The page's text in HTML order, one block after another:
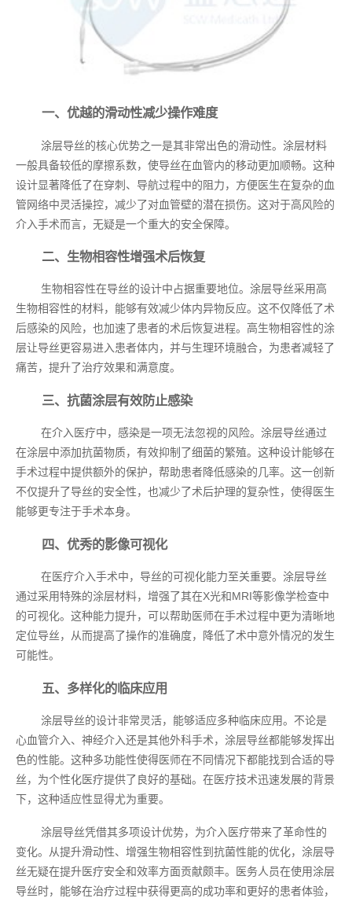
一、优越的滑动性减少操作难度
涂层导丝的核心优势之一是其非常出色的滑动性。涂层材料
一般具备较低的摩擦系数，使导丝在血管内的移动更加顺畅。这种
设计显著降低了在穿刺、导航过程中的阻力，方便医生在复杂的血
管网络中灵活操控，减少了对血管壁的潜在损伤。这对于高风险的
介入手术而言，无疑是一个重大的安全保障。
二、生物相容性增强术后恢复
生物相容性在导丝的设计中占据重要地位。涂层导丝采用高
生物相容性的材料，能够有效减少体内异物反应。这不仅降低了术
后感染的风险，也加速了患者的术后恢复进程。高生物相容性的涂
层让导丝更容易进入患者体内，并与生理环境融合，为患者减轻了
痛苦，提升了治疗效果和满意度。
三、抗菌涂层有效防止感染
在介入医疗中，感染是一项无法忽视的风险。涂层导丝通过
在涂层中添加抗菌物质，有效抑制了细菌的繁殖。这种设计能够在
手术过程中提供额外的保护，帮助患者降低感染的几率。这一创新
不仅提升了导丝的安全性，也减少了术后护理的复杂性，使得医生
能够更专注于手术本身。
四、优秀的影像可视化
在医疗介入手术中，导丝的可视化能力至关重要。涂层导丝
通过采用特殊的涂层材料，增强了其在X光和MRI等影像学检查中
的可视化。这种能力提升，可以帮助医师在手术过程中更为清晰地
定位导丝，从而提高了操作的准确度，降低了术中意外情况的发生
可能性。
五、多样化的临床应用
涂层导丝的设计非常灵活，能够适应多种临床应用。不论是
心血管介入、神经介入还是其他外科手术，涂层导丝都能够发挥出
色的性能。这种多功能性使得医师在不同情况下都能找到合适的导
丝，为个性化医疗提供了良好的基础。在医疗技术迅速发展的背景
下，这种适应性显得尤为重要。
涂层导丝凭借其多项设计优势，为介入医疗带来了革命性的
变化。从提升滑动性、增强生物相容性到抗菌性能的优化，涂层导
丝无疑在提升医疗安全和效率方面贡献颇丰。医务人员在使用涂层
导丝时，能够在治疗过程中获得更高的成功率和更好的患者体验，